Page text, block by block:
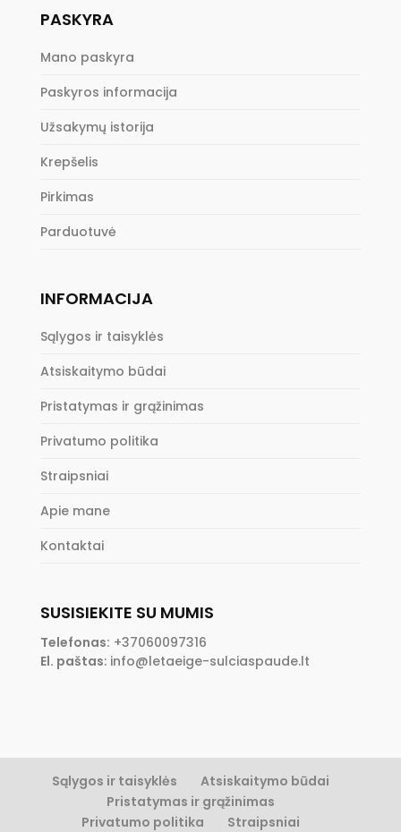
PASKYRA
Mano paskyra
Paskyros informacija
Užsakymų istorija
Krepšelis
Pirkimas
Parduotuvė
INFORMACIJA
Sąlygos ir taisyklės
Atsiskaitymo būdai
Pristatymas ir grąžinimas
Privatumo politika
Straipsniai
Apie mane
Kontaktai
SUSISIEKITE SU MUMIS
Telefonas: +37060097316
El. paštas: info@letaeige-sulciaspaude.lt
Sąlygos ir taisyklės
Atsiskaitymo būdai
Pristatymas ir grąžinimas
Privatumo politika
Straipsniai